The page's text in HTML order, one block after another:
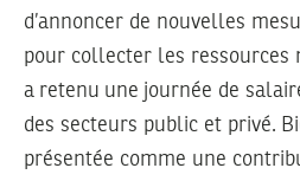
d’annoncer de nouvelles
pour collecter les ressources
a retenu une journée de
des secteurs public et privé.
présentée comme une